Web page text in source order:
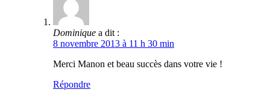
Dominique a dit :
8 novembre 2013 à 11 h 30 min
Merci Manon et beau succès dans votre vie !
Répondre